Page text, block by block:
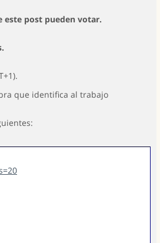
este post pueden votar.
que identifica al trabajo